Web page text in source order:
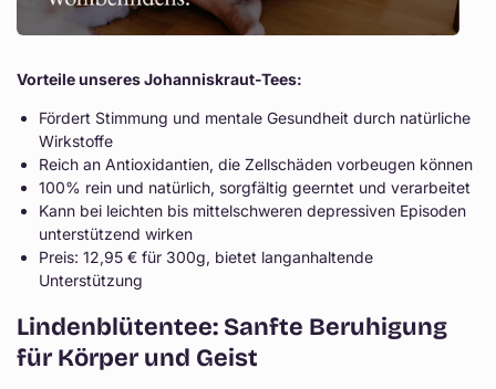
Vorteile unseres Johanniskraut-Tees:
Fördert Stimmung und mentale Gesundheit durch natürliche
Wirkstoffe
Reich an Antioxidantien, die Zellschäden vorbeugen können
100% rein und natürlich, sorgfältig geerntet und verarbeitet
Kann bei leichten bis mittelschweren depressiven Episoden
unterstützend wirken
Preis: 12,95 € für 300g, bietet langanhaltende
Unterstützung
Lindenblütentee: Sanfte Beruhigung
für Körper und Geist